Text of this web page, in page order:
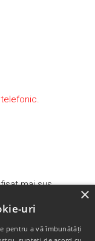
mai sus.
uri
pentru a vă îmbunătăți
×